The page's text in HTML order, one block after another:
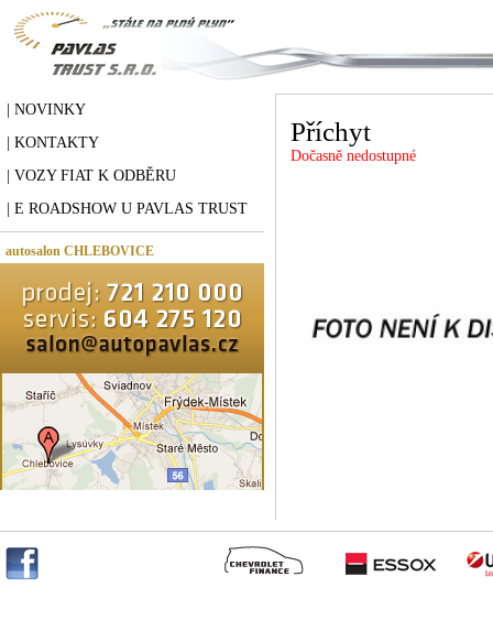
| NOVINKY
| KONTAKTY
| VOZY FIAT K ODBĚRU
| E ROADSHOW U PAVLAS TRUST
autosalon CHLEBOVICE
Příchyt
Dočasně nedostupné